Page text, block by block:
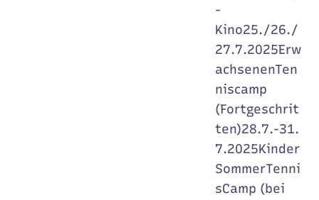
-
Kino25./26./
27.7.2025Erw
achsenenTen
niscamp
(Fortgeschrit
ten)28.7.-31.
7.2025Kinder
SommerTenni
sCamp (bei